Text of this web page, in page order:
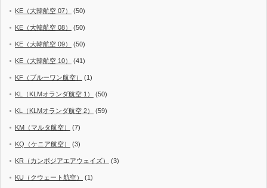
KE（大韓航空 07） (50)
KE（大韓航空 08） (50)
KE（大韓航空 09） (50)
KE（大韓航空 10） (41)
KF（ブルーワン航空） (1)
KL（KLMオランダ航空 1） (50)
KL（KLMオランダ航空 2） (59)
KM（マルタ航空） (7)
KQ（ケニア航空） (3)
KR（カンボジアエアウェイズ） (3)
KU（クウェート航空） (1)